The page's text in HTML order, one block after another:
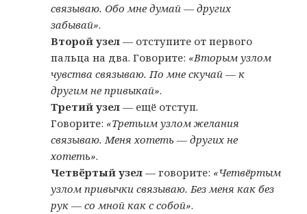
связываю. Обо мне думай — других
забывай».
Второй узел — отступите от первого
пальца на два. Говорите: «Вторым узлом
чувства связываю. По мне скучай — к
другим не привыкай».
Третий узел — ещё отступ.
Говорите: «Третьим узлом желания
связываю. Меня хотеть — других не
хотеть».
Четвёртый узел — говорите: «Четвёртым
узлом привычки связываю. Без меня как без
рук — со мной как с собой».